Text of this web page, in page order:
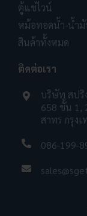
ตู้แช่ไวน์
หม้อทอดน้ำ-น้ำ
สินค้าทั้งหมด
ติดต่อเรา
บริษัท สปริ
658 ชั้น 1,
สาทร กรุง
086-199-